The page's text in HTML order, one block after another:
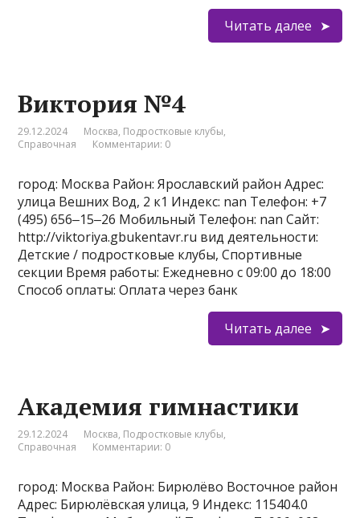
Читать далее
Виктория №4
29.12.2024 Москва, Подростковые клубы,
Справочная
Комментарии: 0
город: Москва Район: Ярославский район Адрес:
улица Вешних Вод, 2 к1 Индекс: nan Телефон: +7
(495) 656‒15‒26 Мобильный Телефон: nan Сайт:
http://viktoriya.gbukentavr.ru вид деятельности:
Детские / подростковые клубы, Спортивные
секции Время работы: Ежедневно с 09:00 до 18:00
Способ оплаты: Оплата через банк
Читать далее
Академия гимнастики
29.12.2024 Москва, Подростковые клубы,
Справочная
Комментарии: 0
город: Москва Район: Бирюлёво Восточное район
Адрес: Бирюлёвская улица, 9 Индекс: 115404.0